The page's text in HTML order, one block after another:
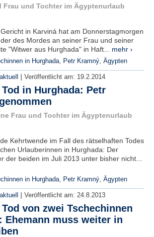
Frau und Tochter im Ägyptenurlaub
in Karviná hat am Donnerstagmorgen
des Mordes an seiner Frau und seiner
"Witwer aus Hurghada" in Haft... mehr ›
in Hurghada, Petr Kramný, Ägypten
| Veröffentlicht am: 19.2.2014
in Hurghada: Petr
Frau und Tochter im Ägyptenurlaub
Kehrtwende im Fall des rätselhaften Todes
Urlauberinnen in Hurghada: Der
der beiden im Juli 2013 unter bisher nicht...
in Hurghada, Petr Kramný, Ägypten
| Veröffentlicht am: 24.8.2013
von zwei Tschechinnen
Ehemann muss weiter in